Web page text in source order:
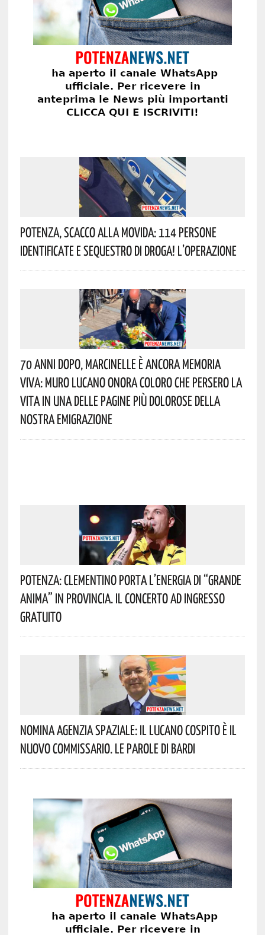
Potenza, Scacco Alla Movida: 114 Persone
Identificate E Sequestro Di Droga! L’operazione
70 Anni Dopo, Marcinelle È Ancora Memoria
Viva: Muro Lucano Onora Coloro Che Persero La
Vita In Una Delle Pagine Più Dolorose Della
Nostra Emigrazione
Potenza: Clementino Porta L’energia Di “Grande
Anima” In Provincia. Il Concerto Ad Ingresso
Gratuito
Nomina Agenzia Spaziale: Il Lucano Cospito È Il
Nuovo Commissario. Le Parole Di Bardi